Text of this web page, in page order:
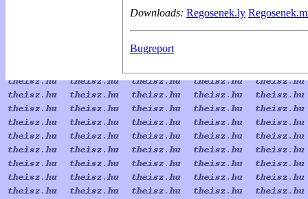
Downloads: Regosenek.ly
Bugreport